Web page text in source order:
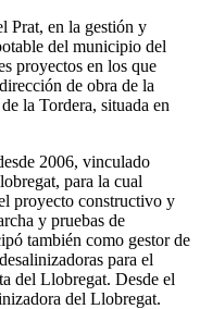
Prat, en la gestión y
del municipio del
proyectos en los que
de obra de la
la Tordera, situada en
2006, vinculado
para la cual
proyecto constructivo y
y pruebas de
también como gestor de
para el
del Llobregat. Desde el
del Llobregat.